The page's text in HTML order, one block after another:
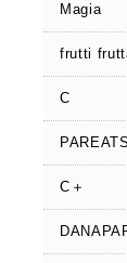
Magia
frutti
C
C＋